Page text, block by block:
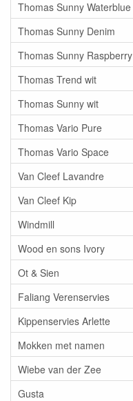
Thomas Sunny Waterblue
Thomas Sunny Denim
Thomas Sunny Raspberry
Thomas Trend wit
Thomas Sunny wit
Thomas Vario Pure
Thomas Vario Space
Van Cleef Lavandre
Van Cleef Kip
Windmill
Wood en sons Ivory
Ot & Sien
Faliang Verenservies
Kippenservies Arlette
Mokken met namen
Wiebe van der Zee
Gusta